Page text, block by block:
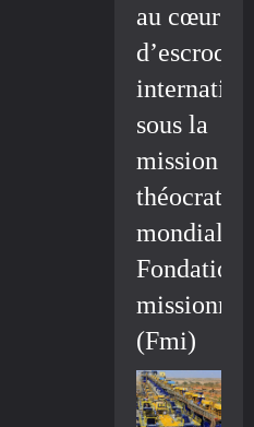
au cœur
sous la
mission
mondiale/
Fondation
(Fmi)